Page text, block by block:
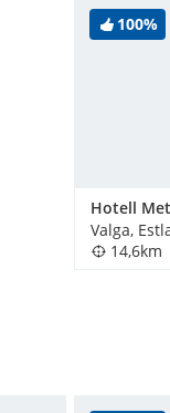
100%
Hotell
Valga,
14,6km